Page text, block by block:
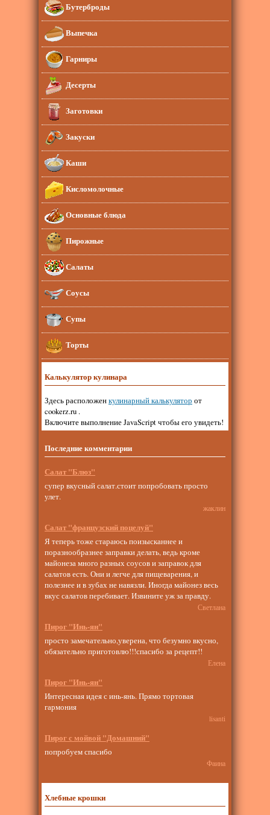
Бутерброды
Выпечка
Гарниры
Десерты
Заготовки
Закуски
Каши
Кисломолочные
Основные блюда
Пирожные
Салаты
Соусы
Супы
Торты
Калькулятор кулинара
Здесь расположенкулинарный калькулятор от
cookerz.ru .
Включите выполнение JavaScript чтобы его увидеть!
Последние комментарии
Салат "Блюз"
супер вкусный салат.стоит попробовать просто
улет.
жаклин
Салат "французский поцелуй"
Я теперь тоже стараюсь поизысканнее и
поразнообразнее заправки делать, ведь кроме
майонеза много разных соусов и заправок для
салатов есть. Они и легче для пищеварения, и
полезнее и в зубах не навязли. Иногда майонез весь
вкус салатов перебивает. Извините уж за правду.
Светлана
Пирог "Инь-ян"
просто замечательно,уверена, что безумно вкусно,
обязательно приготовлю!!!спасибо за рецепт!!
Елена
Пирог "Инь-ян"
Интересная идея с инь-янь. Прямо тортовая
гармония
lisanti
Пирог с мойвой "Домашний"
попробуем спасибо
Фаина
Хлебные крошки